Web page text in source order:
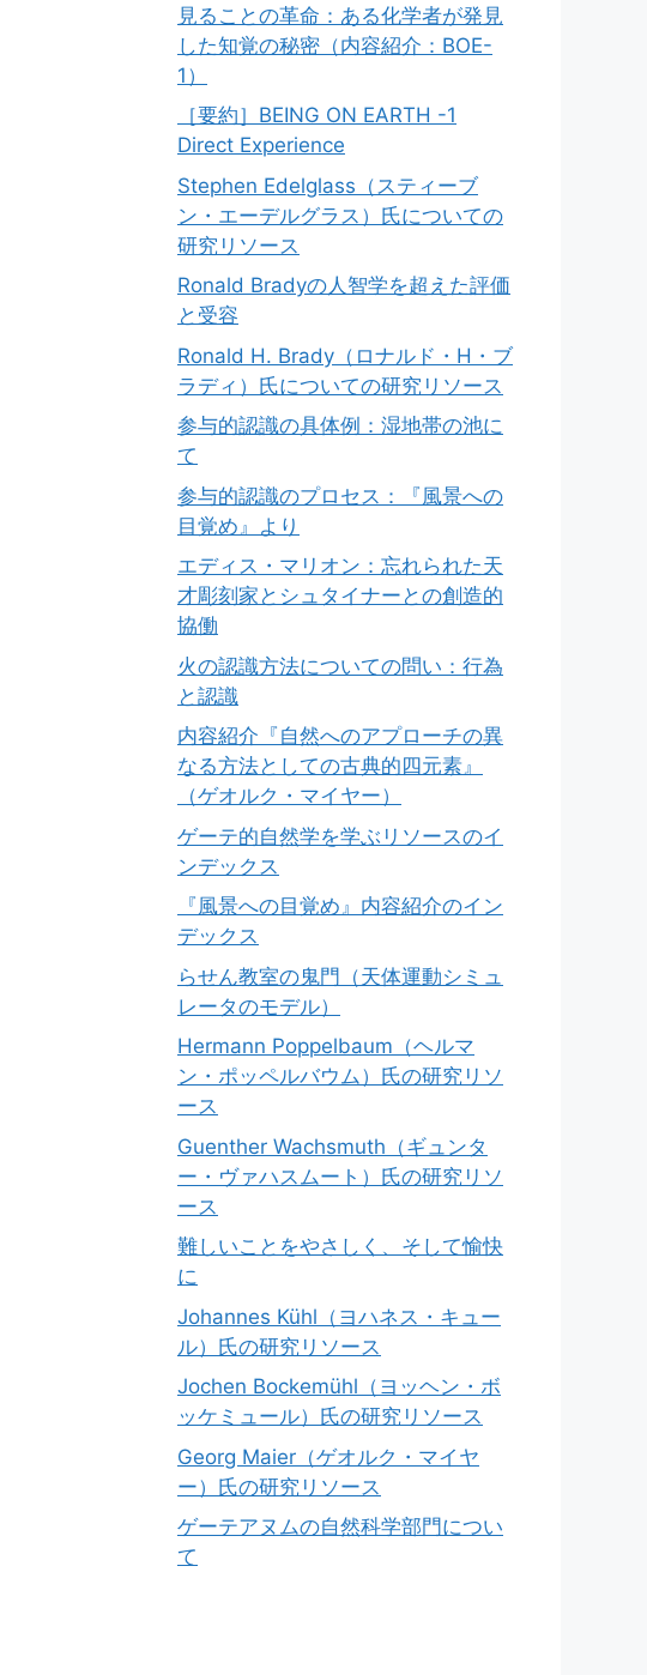
見ることの革命：ある化学者が発見
した知覚の秘密（内容紹介：BOE-
1）
［要約］BEING ON EARTH -1
Direct Experience
Stephen Edelglass（スティーブ
ン・エーデルグラス）氏についての
研究リソース
Ronald Bradyの人智学を超えた評価
と受容
Ronald H. Brady（ロナルド・H・ブ
ラディ）氏についての研究リソース
参与的認識の具体例：湿地帯の池に
て
参与的認識のプロセス：『風景への
目覚め』より
エディス・マリオン：忘れられた天
才彫刻家とシュタイナーとの創造的
協働
火の認識方法についての問い：行為
と認識
内容紹介『自然へのアプローチの異
なる方法としての古典的四元素』
（ゲオルク・マイヤー）
ゲーテ的自然学を学ぶリソースのイ
ンデックス
『風景への目覚め』内容紹介のイン
デックス
らせん教室の鬼門（天体運動シミュ
レータのモデル）
Hermann Poppelbaum（ヘルマ
ン・ポッペルバウム）氏の研究リソ
ース
Guenther Wachsmuth（ギュンタ
ー・ヴァハスムート）氏の研究リソ
ース
難しいことをやさしく、そして愉快
に
Johannes Kühl（ヨハネス・キュー
ル）氏の研究リソース
Jochen Bockemühl（ヨッヘン・ボ
ッケミュール）氏の研究リソース
Georg Maier（ゲオルク・マイヤ
ー）氏の研究リソース
ゲーテアヌムの自然科学部門につい
て